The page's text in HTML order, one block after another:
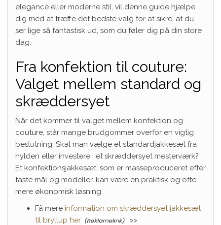
elegance eller moderne stil, vil denne guide hjælpe
dig med at træffe det bedste valg for at sikre, at du
ser lige så fantastisk ud, som du føler dig på din store
dag.
Fra konfektion til couture:
Valget mellem standard og
skræddersyet
Når det kommer til valget mellem konfektion og
couture, står mange brudgommer overfor en vigtig
beslutning: Skal man vælge et standardjakkesæt fra
hylden eller investere i et skræddersyet mesterværk?
Et konfektionsjakkesæt, som er masseproduceret efter
faste mål og modeller, kan være en praktisk og ofte
mere økonomisk løsning.
Få mere information om skræddersyet jakkesæt
til bryllup her
>>